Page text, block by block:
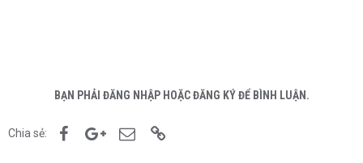
BẠN PHẢI ĐĂNG NHẬP HOẶC ĐĂNG KÝ ĐỂ BÌNH LUẬN.
Chia sẻ: FacebookGoogle+Email